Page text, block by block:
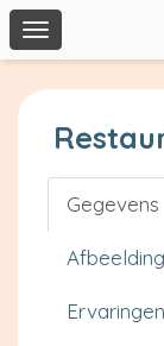
Toggle
navigation
Gegevens
Ervaringen